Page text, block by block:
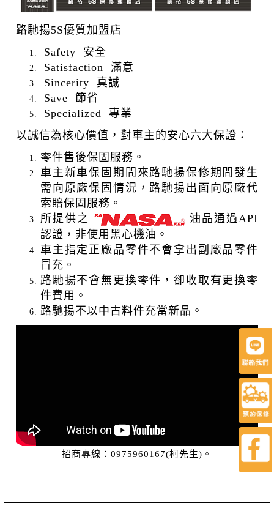
路馳揚5S優質加盟店
Safety 安全
Satisfaction 滿意
Sincerity 真誠
Save 節省
Specialized 專業
以誠信為核心價值，對車主的安心六大保證：
零件售後保固服務。
車主新車保固期間來路馳揚保修期間發生
需向原廠保固情況，路馳揚出面向原廠代
索賠保固服務。
所提供之
油品通過API
認證，非使用黑心機油。
車主指定正廠品零件不會拿出副廠品零件
冒充。
路馳揚不會無更換零件，卻收取有更換零
件費用。
路馳揚不以中古料件充當新品。
招商專線：0975960167(柯先生)。